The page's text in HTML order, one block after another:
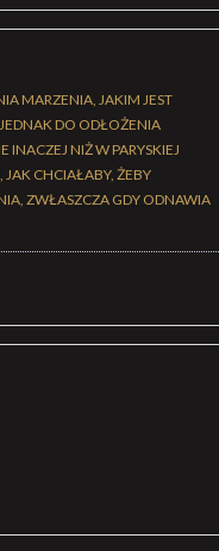
MARZENIA, JAKIM JEST
DO ODŁOŻENIA
NIŻ W PARYSKIEJ
JAK CHCIAŁABY, ŻEBY
ZWŁASZCZA GDY ODNAWIA